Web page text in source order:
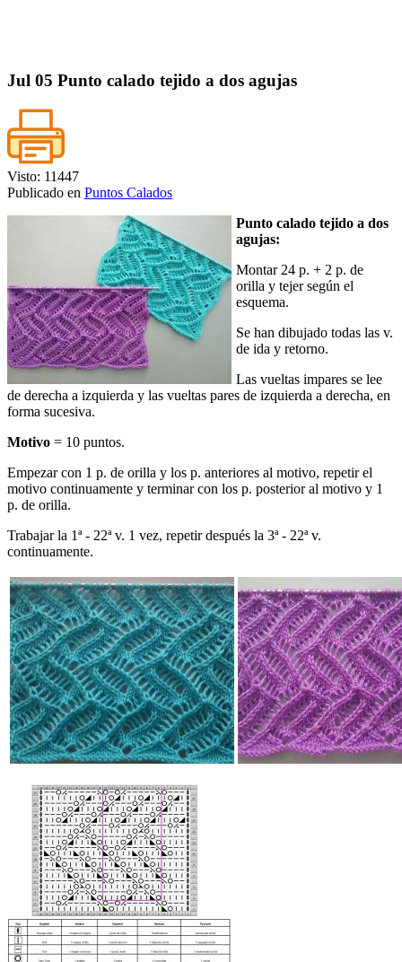
Jul 05 Punto calado tejido a dos agujas
Visto: 11447
Publicado en Puntos Calados
Punto calado tejido a dos
agujas:
Montar 24 p. + 2 p. de
orilla y tejer según el
esquema.
Se han dibujado todas las v.
de ida y retorno.
Las vueltas impares se lee
de derecha a izquierda y las vueltas pares de izquierda a derecha, en
forma sucesiva.
Motivo = 10 puntos.
Empezar con 1 p. de orilla y los p. anteriores al motivo, repetir el
motivo continuamente y terminar con los p. posterior al motivo y 1
p. de orilla.
Trabajar la 1ª - 22ª v. 1 vez, repetir después la 3ª - 22ª v.
continuamente.